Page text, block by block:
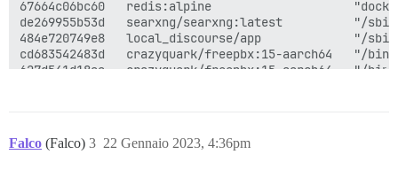
Falco (Falco) 22 Gennaio 2023, 4:36pm
3